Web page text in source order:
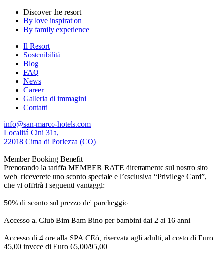
Discover the resort
By love inspiration
By family experience
Il Resort
Sostenibilità
Blog
FAQ
News
Career
Galleria di immagini
Contatti
info@san-marco-hotels.com
Localitá Cini 31a,
22018 Cima di Porlezza (CO)
Member Booking Benefit
Prenotando la tariffa MEMBER RATE direttamente sul nostro sito
web, riceverete uno sconto speciale e l’esclusiva “Privilege Card”,
che vi offrirà i seguenti vantaggi:
50% di sconto sul prezzo del parcheggio
Accesso al Club Bim Bam Bino per bambini dai 2 ai 16 anni
Accesso di 4 ore alla SPA CEò, riservata agli adulti, al costo di Euro
45,00 invece di Euro 65,00/95,00